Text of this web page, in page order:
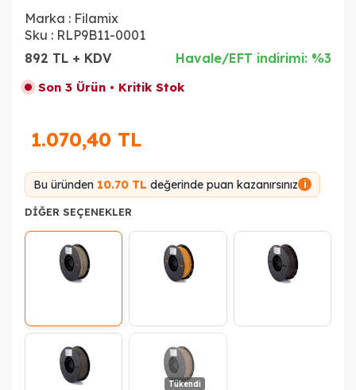
Marka : Filamix
Sku : RLP9B11-0001
892 TL + KDV
Havale/EFT indirimi: %3
Son 3 Ürün • Kritik Stok
1.070,40 TL
Bu üründen 10.70 TL değerinde puan kazanırsınız i
DIĞER SEÇENEKLER
Tükendi